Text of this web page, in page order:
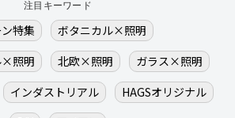
注目キーワード
特集
ボタニカル×照明
×照明
北欧×照明
ガラス×照明
インダストリアル
HAGSオリジナル